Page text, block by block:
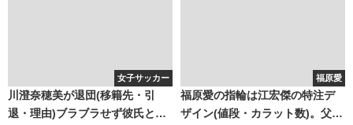
女子サッカー
川澄奈穂美が退団(移籍先・引
退・理由)ブラブラせず彼氏と結
福原愛
福原愛の指輪は江宏傑の特注デ
ザイン(値段・カラット数)。父と